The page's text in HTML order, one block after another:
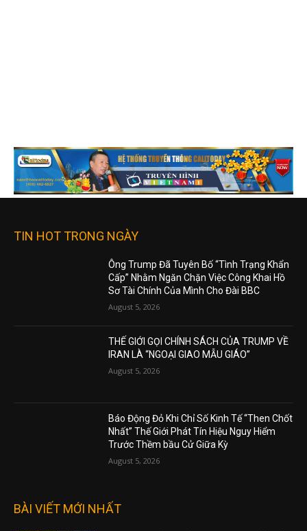
TIN HOT TRONG NGÀY
Ông Trump Đã Tuyên Bố “Tình Trạng Khẩn
Cấp” Nhằm Ngăn Chặn Việc Công Khai Hồ
Sơ Tài Chính Của Mình Cho Đài BBC
August 5, 2026
THẾ GIỚI GỌI CHÍNH SÁCH CỦA TRUMP VỀ
IRAN LÀ “NGOẠI GIAO MẪU GIÁO”
August 5, 2026
Báo Động Đỏ Khi Chỉ Số Kinh Tế “Then Chốt
Nhất” Thế Giới Phát Tín Hiệu Nguy Hiểm
Trước Thềm bầu Cử Giữa Kỳ
August 5, 2026
BÀI VIẾT MỚI NHẤT